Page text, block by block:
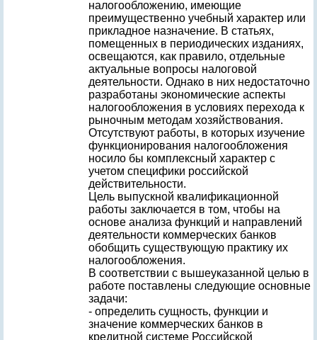
налогообложению, имеющие
преимущественно учебный характер или
прикладное назначение. В статьях,
помещенных в периодических изданиях,
освещаются, как правило, отдельные
актуальные вопросы налоговой
деятельности. Однако в них недостаточно
разработаны экономические аспекты
налогообложения в условиях перехода к
рыночным методам хозяйствования.
Отсутствуют работы, в которых изучение
функционирования налогообложения
носило бы комплексный характер с
учетом специфики российской
действительности.
Цель выпускной квалификационной
работы заключается в том, чтобы на
основе анализа функций и направлений
деятельности коммерческих банков
обобщить существующую практику их
налогообложения.
В соответствии с вышеуказанной целью в
работе поставлены следующие основные
задачи:
- определить сущность, функции и
значение коммерческих банков в
кредитной системе Российской